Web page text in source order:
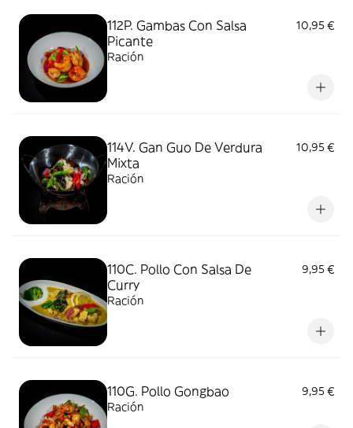
112P. Gambas Con Salsa
Picante
10,95 €
Ración
114V. Gan Guo De Verdura
Mixta
10,95 €
Ración
110C. Pollo Con Salsa De
Curry
9,95 €
Ración
110G. Pollo Gongbao
9,95 €
Ración